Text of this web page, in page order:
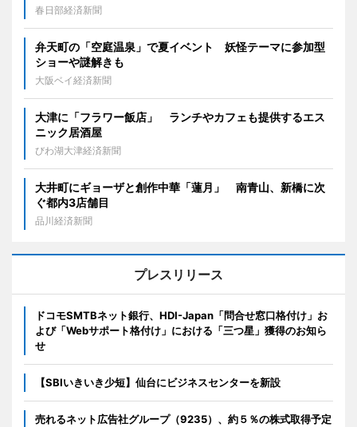
春日部経済新聞
弁天町の「空庭温泉」で夏イベント 妖怪テーマに参加型
ショーや謎解きも
大阪ベイ経済新聞
大津に「フラワー飯店」 ランチやカフェも提供するエス
ニック居酒屋
びわ湖大津経済新聞
大井町にギョーザと創作中華「蓮月」 南青山、新橋に次
ぐ都内3店舗目
品川経済新聞
プレスリリース
ドコモSMTBネット銀行、HDI-Japan「問合せ窓口格付け」お
よび「Webサポート格付け」における「三つ星」獲得のお知ら
せ
【SBIいきいき少短】仙台にビジネスセンターを新設
売れるネット広告社グループ（9235）、約５％の株式取得予定